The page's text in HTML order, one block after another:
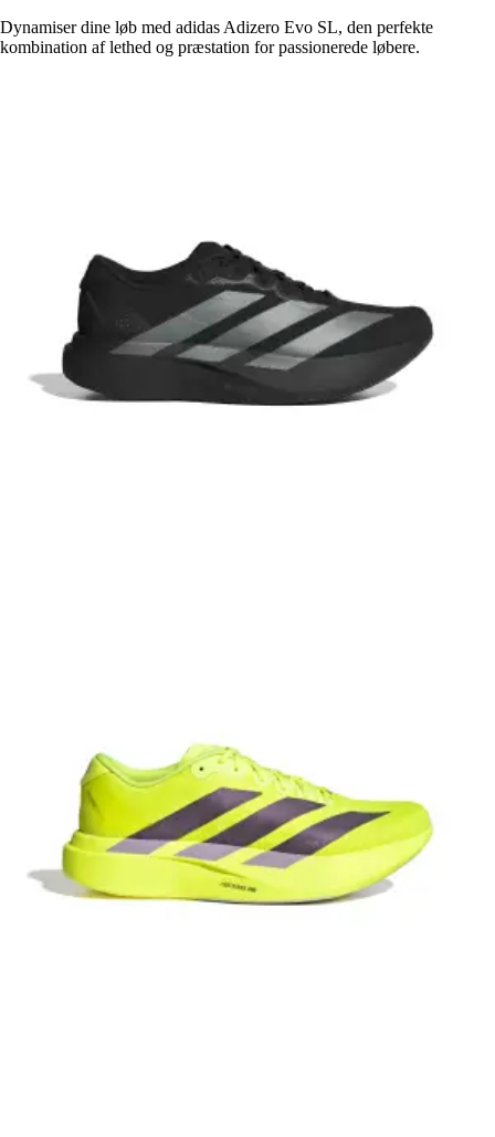
Dynamiser dine løb med adidas Adizero Evo SL, den perfekte
kombination af lethed og præstation for passionerede løbere.